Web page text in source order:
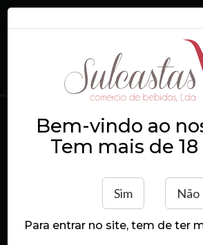
Login
Mingorra Licoroso
Fortificado 2011 50cl
Bem-vindo ao
Tem mais de 18
Sim Não
Para entrar no site, tem de ter